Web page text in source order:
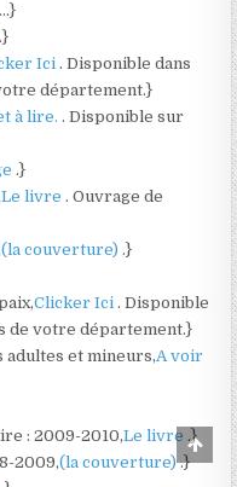
.}
Ici. Disponible dans
département.}
à lire.. Disponible sur
.}
Le livre. Ouvrage de
(la couverture).}
Clicker Ici. Disponible
de votre département.}
adultes et mineurs,A voir
: 2009-2010,Le livre .}
2009,(la couverture).}
to
Top